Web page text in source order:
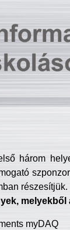
három
részesítjük.
myDAQ